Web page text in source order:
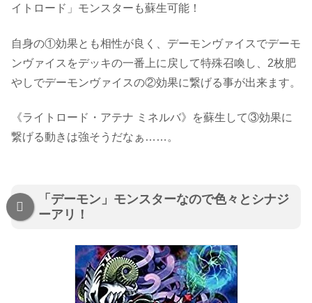
イトロード」モンスターも蘇生可能！
自身の①効果とも相性が良く、デーモンヴァイスでデーモ
ンヴァイスをデッキの一番上に戻して特殊召喚し、2枚肥
やしでデーモンヴァイスの②効果に繋げる事が出来ます。
《ライトロード・アテナ ミネルバ》を蘇生して③効果に
繋げる動きは強そうだなぁ……。
「デーモン」モンスターなので色々とシナジ
ーアリ！